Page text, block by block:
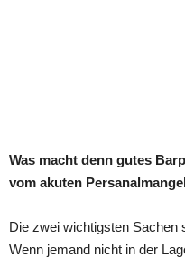
Was macht denn gutes
vom akuten
Die zwei wichtigsten Sachen
Wenn jemand nicht in der